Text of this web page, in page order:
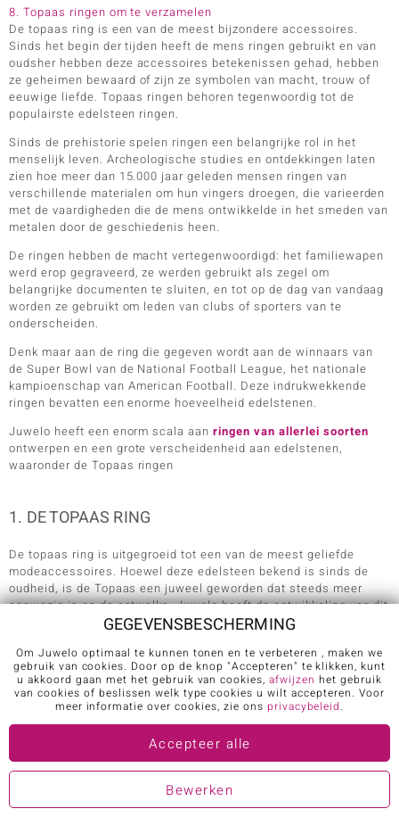
8. Topaas ringen om te verzamelen
De topaas ring is een van de meest bijzondere accessoires.
Sinds het begin der tijden heeft de mens ringen gebruikt en van
oudsher hebben deze accessoires betekenissen gehad, hebben
ze geheimen bewaard of zijn ze symbolen van macht, trouw of
eeuwige liefde. Topaas ringen behoren tegenwoordig tot de
populairste edelsteen ringen.
Sinds de prehistorie spelen ringen een belangrijke rol in het
menselijk leven. Archeologische studies en ontdekkingen laten
zien hoe meer dan 15.000 jaar geleden mensen ringen van
verschillende materialen om hun vingers droegen, die varieerden
met de vaardigheden die de mens ontwikkelde in het smeden van
metalen door de geschiedenis heen.
De ringen hebben de macht vertegenwoordigd: het familiewapen
werd erop gegraveerd, ze werden gebruikt als zegel om
belangrijke documenten te sluiten, en tot op de dag van vandaag
worden ze gebruikt om leden van clubs of sporters van te
onderscheiden.
Denk maar aan de ring die gegeven wordt aan de winnaars van
de Super Bowl van de National Football League, het nationale
kampioenschap van American Football. Deze indrukwekkende
ringen bevatten een enorme hoeveelheid edelstenen.
Juwelo heeft een enorm scala aanringen van allerlei soorten
ontwerpen en een grote verscheidenheid aan edelstenen,
waaronder de Topaas ringen
1. DE TOPAAS RING
De topaas ring is uitgegroeid tot een van de meest geliefde
modeaccessoires. Hoewel deze edelsteen bekend is sinds de
oudheid, is de Topaas een juweel geworden dat steeds meer
aanwezig is op de catwalks. Juwelo heeft de ontwikkeling van dit
juweel in de afgelopen jaren zorgvuldig bestudeerd en heeft
Laten we niet vergeten dat ringen een van de meest geliefde
accessoires zijn. Dit komt omdat we ernaar kunnen kijken en
kunnen genieten van het ontwerp en de edelstenen terwijl we het
dragen. Het is de "voor ons" accessoire bij uitstek!
In de Juwelo collecties vindt u voor elke gelegenheid een
topaasring!
GEGEVENSBESCHERMING
Om Juwelo optimaal te kunnen tonen en te verbeteren , maken we
gebruik van cookies. Door op de knop "Accepteren" te klikken, kunt
u akkoord gaan met het gebruik van cookies,afwijzen het gebruik
van cookies of beslissen welk type cookies u wilt accepteren. Voor
meer informatie over cookies, zie ons privacybeleid.
Accepteer alle
Bewerken